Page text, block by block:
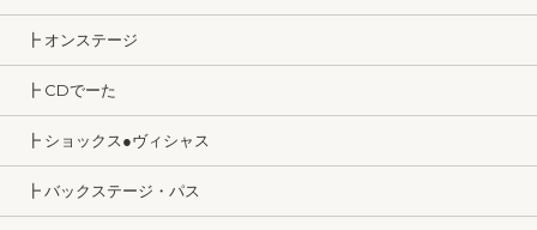
┣ オンステージ
┣ CDでーた
┣ ショックス●ヴィシャス
┣ バックステージ・パス